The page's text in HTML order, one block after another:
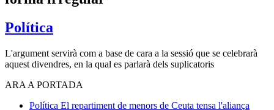
Política
L'argument servirà com a base de cara a la sessió que se celebrarà
aquest divendres, en la qual es parlarà dels suplicatoris
ARA A PORTADA
Política El repartiment de menors de Ceuta tensa l'aliança